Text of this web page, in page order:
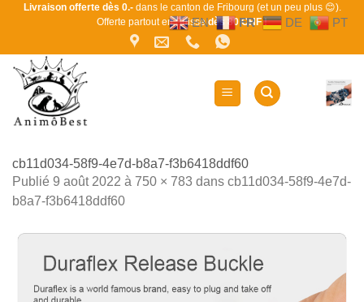
PasserLivraison offerte dès 0.-dans le canton de Fribourg (et un peu plus 😊).
Offerte partout en Suissedès 80 CHF !
cb11d034-58f9-4e7d-b8a7-f3b6418ddf60
Publié 9 août 2022 à 750 × 783 dans cb11d034-58f9-4e7d-
b8a7-f3b6418ddf60
EN FR DE PT